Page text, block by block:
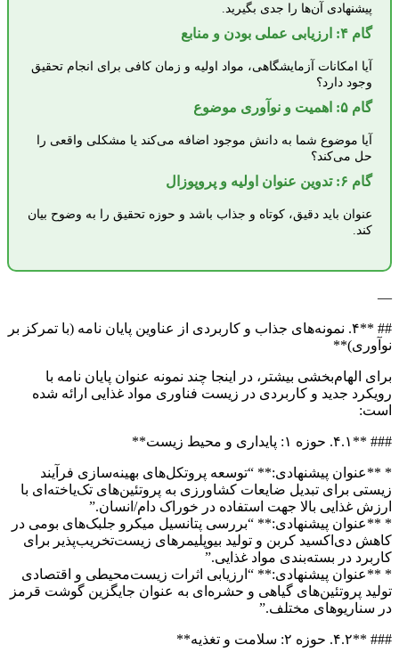
پیشنهادی آن‌ها را جدی بگیرید.
گام ۴: ارزیابی عملی بودن و منابع
آیا امکانات آزمایشگاهی، مواد اولیه و زمان کافی برای انجام تحقیق
وجود دارد؟
گام ۵: اهمیت و نوآوری موضوع
آیا موضوع شما به دانش موجود اضافه می‌کند یا مشکلی واقعی را
حل می‌کند؟
گام ۶: تدوین عنوان اولیه و پروپوزال
عنوان باید دقیق، کوتاه و جذاب باشد و حوزه تحقیق را به وضوح بیان
کند.
—
## **۴. نمونه‌های جذاب و کاربردی از عناوین پایان نامه (با تمرکز بر
نوآوری)**
برای الهام‌بخشی بیشتر، در اینجا چند نمونه عنوان پایان نامه با
رویکرد جدید و کاربردی در زیست فناوری مواد غذایی ارائه شده
است:
### **۴.۱. حوزه ۱: پایداری و محیط زیست**
* **عنوان پیشنهادی:** “توسعه پروتکل‌های بهینه‌سازی فرآیند
زیستی برای تبدیل ضایعات کشاورزی به پروتئین‌های تک‌یاخته‌ای با
ارزش غذایی بالا جهت استفاده در خوراک دام/انسان.”
* **عنوان پیشنهادی:** “بررسی پتانسیل میکرو جلبک‌های بومی در
کاهش دی‌اکسید کربن و تولید بیوپلیمرهای زیست‌تخریب‌پذیر برای
کاربرد در بسته‌بندی مواد غذایی.”
* **عنوان پیشنهادی:** “ارزیابی اثرات زیست‌محیطی و اقتصادی
تولید پروتئین‌های گیاهی و حشره‌ای به عنوان جایگزین گوشت قرمز
در سناریوهای مختلف.”
### **۴.۲. حوزه ۲: سلامت و تغذیه**